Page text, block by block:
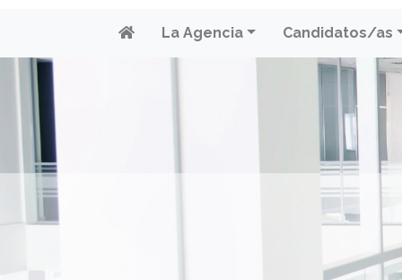
La Agencia Candidatos/as